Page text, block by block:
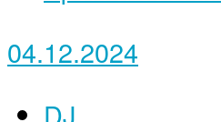
04.12.2024